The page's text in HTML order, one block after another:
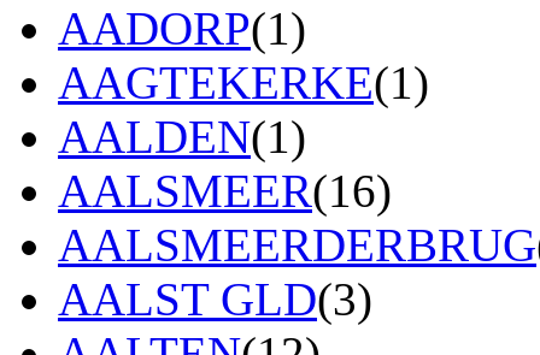
AADORP(1)
AAGTEKERKE(1)
AALDEN(1)
AALSMEER(16)
AALSMEERDERBRUG
AALST GLD(3)